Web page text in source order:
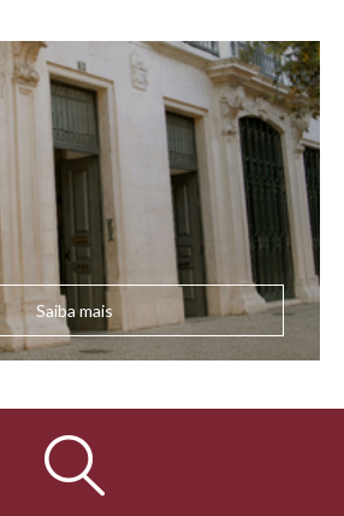
Saiba mais